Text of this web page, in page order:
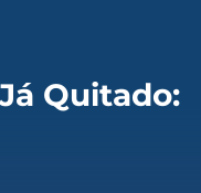
Quitado: